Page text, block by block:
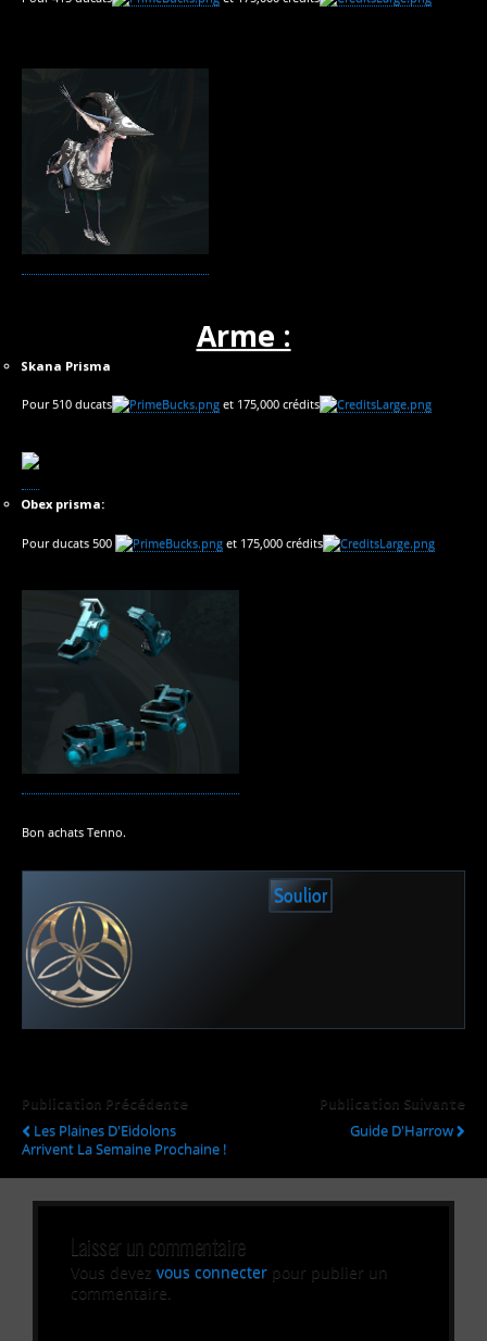
Arme :
Skana Prisma
Pour 510 ducats et 175,000 crédits
Obex prisma:
Pour ducats 500 et 175,000 crédits
Bon achats Tenno.
Soulior
Publication Précédente
Les Plaines D'Eidolons
Arrivent La Semaine Prochaine !
Publication Suivante
Guide D'Harrow
Laisser un commentaire
Vous devez vous connecter pour publier un
commentaire.